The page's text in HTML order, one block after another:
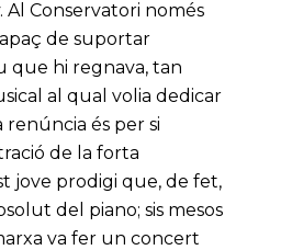
Conservatori només
de suportar
que hi regnava, tan
al qual volia dedicar
renúncia és per si
de la forta
jove prodigi que, de fet,
del piano; sis mesos
va fer un concert